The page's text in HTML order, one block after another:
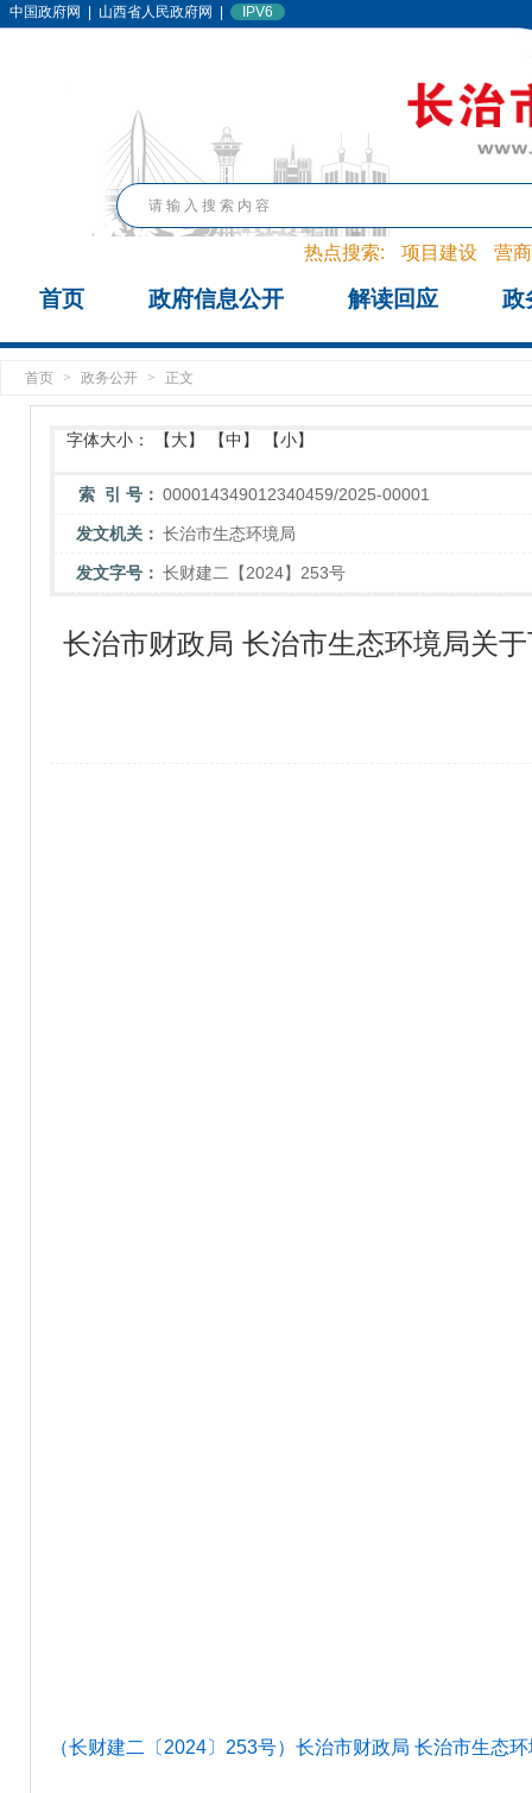
中国政府网 山西省人民政府网 IPV6
热点搜索: 项目建设 营
首页 政府信息公开 解读回应 政
首页 > 政务公开 > 正文
字体大小： 【大】 【中】 【小】
索 引 号： 000014349012340459/2025-00001
发文机关： 长治市生态环境局
发文字号： 长财建二【2024】253号
长治市财政局 长治市生态环境局关
（长财建二〔2024〕253号）长治市财政局 长治市生态